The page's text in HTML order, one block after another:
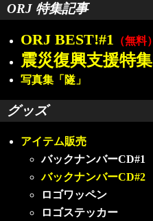
ORJ 特集記事
ORJ BEST!#1 （無料）
震災復興支援特集
写真集「隧」
グッズ
アイテム販売
バックナンバーCD#1
バックナンバーCD#2
ロゴワッペン
ロゴステッカー